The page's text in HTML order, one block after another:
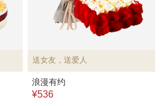
送女友，送爱人
浪漫有约
¥536